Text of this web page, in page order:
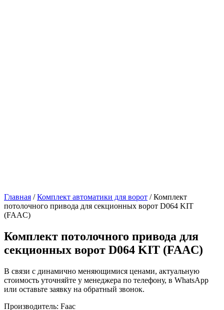
Главная /Комплект автоматики для ворот / Комплект
потолочного привода для секционных ворот D064 KIT
(FAAC)
Комплект потолочного привода для
секционных ворот D064 KIT (FAAC)
В связи с динамично меняющимися ценами, актуальную
стоимость уточняйте у менеджера по телефону, в WhatsApp
или оставьте заявку на обратный звонок.
Производитель: Faac